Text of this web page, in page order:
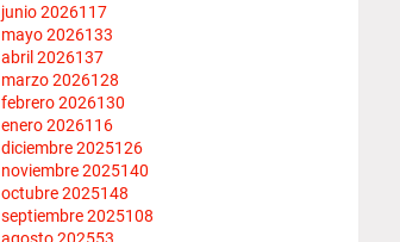
junio 2026117
mayo 2026133
abril 2026137
marzo 2026128
febrero 2026130
enero 2026116
diciembre 2025126
noviembre 2025140
octubre 2025148
septiembre 2025108
agosto 202553